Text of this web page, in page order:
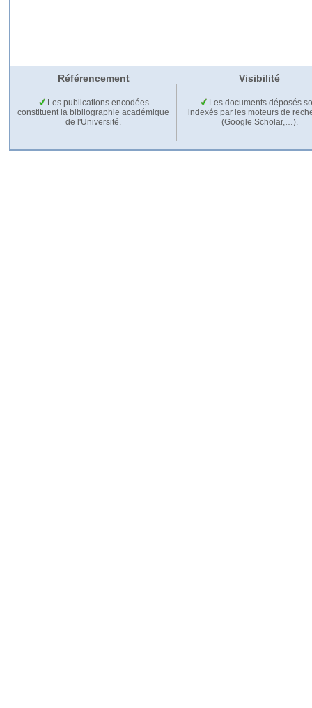
Référencement Visibilité
Les publications encodées
constituent la bibliographie académique
de l'Université.
Les documents déposés
indexés par les moteurs de
(Google Scholar,…).